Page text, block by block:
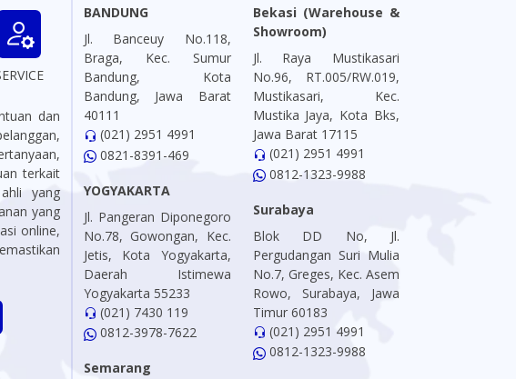
dan
terkait
yang
yang
online,
BANDUNG
Jl. Banceuy No.118,
Braga, Kec. Sumur
Bandung, Kota
Bandung, Jawa Barat
40111
(021) 2951 4991
0821-8391-469
YOGYAKARTA
Jl. Pangeran Diponegoro
No.78, Gowongan, Kec.
Jetis, Kota Yogyakarta,
Daerah Istimewa
Yogyakarta 55233
(021) 7430 119
0812-3978-7622
Semarang
Bekasi (Warehouse &
Showroom)
Jl. Raya Mustikasari
No.96, RT.005/RW.019,
Mustikasari, Kec.
Mustika Jaya, Kota Bks,
Jawa Barat 17115
(021) 2951 4991
0812-1323-9988
Surabaya
Blok DD No, Jl.
Pergudangan Suri Mulia
No.7, Greges, Kec. Asem
Rowo, Surabaya, Jawa
Timur 60183
(021) 2951 4991
0812-1323-9988